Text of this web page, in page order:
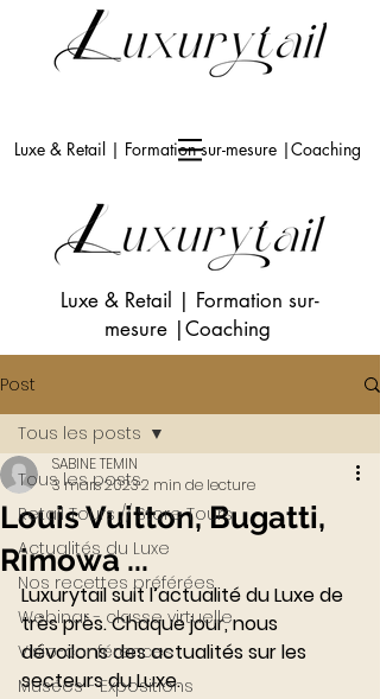
Luxe & Retail | Formation sur-mesure |Coaching
Luxe & Retail | Formation sur-
mesure |Coaching
Post
Tous les posts
Retail Tours // Store Tours
Actualités du Luxe
Nos recettes préférées
Webinar - classe virtuelle
Visio-conférences
Musées - Expositions
Tous les posts
Louis Vuitton, Bugatti,
Rimowa ...
SABINE TEMIN
3 mars 20232 min de lecture
Luxurytail suit l’actualité du Luxe de
très près. Chaque jour, nous
dévoilons des actualités sur les
secteurs du Luxe.